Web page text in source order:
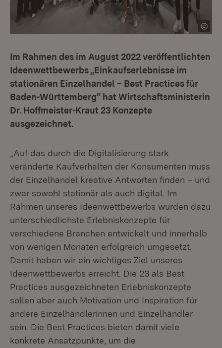
Im Rahmen des im August 2022 veröffentlichten
Ideenwettbewerbs „Einkaufserlebnisse im
stationären Einzelhandel – Best Practices für
Baden-Württemberg“ hat Wirtschaftsministerin
Dr. Hoffmeister-Kraut 23 Konzepte
ausgezeichnet.
„Auf das durch die Digitalisierung stark
veränderte Kaufverhalten der Konsumenten muss
der Einzelhandel kreative Antworten finden – und
zwar sowohl stationär als auch digital. Im
Rahmen unseres Ideenwettbewerbs wurden dazu
unterschiedlichste Erlebniskonzepte für
verschiedene Branchen entwickelt und innerhalb
von wenigen Monaten erfolgreich umgesetzt.
Damit haben wir ein wichtiges Ziel unseres
Ideenwettbewerbs erreicht. Die 23 als Best
Practices ausgezeichneten Erlebniskonzepte
sollen aber auch Motivation und Inspiration für
andere Einzelhändlerinnen und Einzelhändler
sein. Die Best Practices bieten damit viele
konkrete Ansatzpunkte, um die